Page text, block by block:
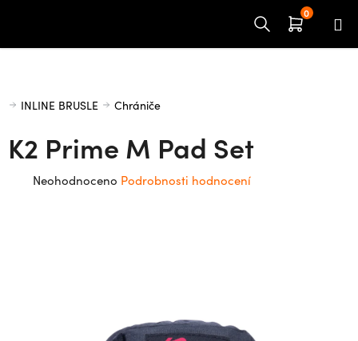
DomůINLINE BRUSLE Chrániče
K2 Prime M Pad Set
Průměrné
Neohodnoceno Podrobnosti hodnocení